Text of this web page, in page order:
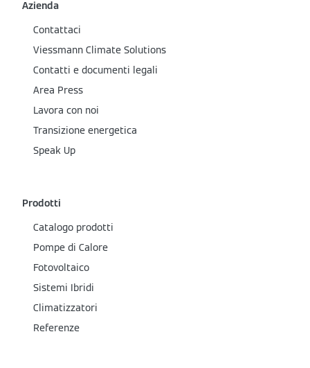
Azienda
Contattaci
Viessmann Climate Solutions
Contatti e documenti legali
Area Press
Lavora con noi
Transizione energetica
Speak Up
Prodotti
Catalogo prodotti
Pompe di Calore
Fotovoltaico
Sistemi Ibridi
Climatizzatori
Referenze